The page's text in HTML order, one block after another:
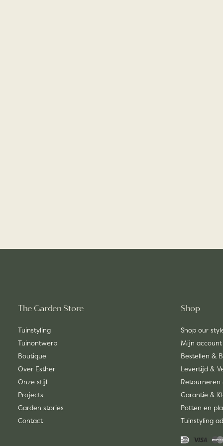
The Garden Store
Tuinstyling
Tuinontwerp
Boutique
Over Esther
Onze stijl
Projects
Garden stories
Contact
Shop
Shop our
Mijn account
Bestellen &
Levertijd &
Retourneren
Garantie &
Potten en
Tuinstyling